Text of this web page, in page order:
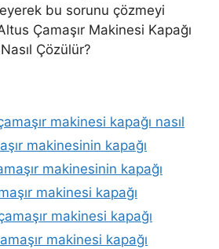
bu sorunu çözmeyi
Çamaşır Makinesi Kapağı
Çözülür?
makinesi kapağı nasıl
makinesinin kapağı
makinesinin kapağı
makinesi kapağı
makinesi kapağı
makinesi kapağı